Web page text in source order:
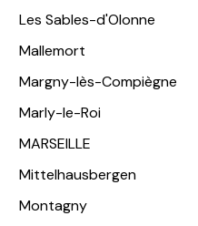
Les Sables-d'Olonne
Mallemort
Margny-lès-Compiègne
Marly-le-Roi
MARSEILLE
Mittelhausbergen
Montagny